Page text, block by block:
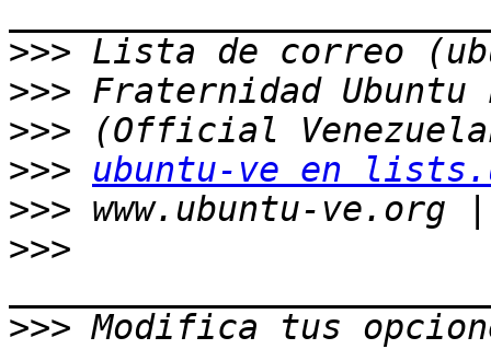
>>>
>>>
>>>
>>>
ubuntu-ve en
>>>
>>>
>>> Modifica tus